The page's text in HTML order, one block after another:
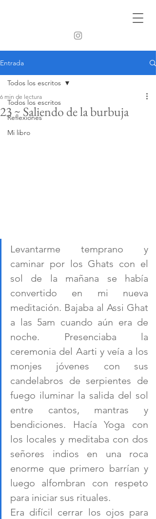
Entrada
Todos los escritos
Reflexiones
Mi libro
Todos los escritos
23 ~ Saliendo de la burbuja
6 min de lectura
Levantarme temprano y
caminar por los Ghats con el
sol de la mañana se había
convertido en mi nueva
meditación. Bajaba al Assi Ghat
a las 5am cuando aún era de
noche. Presenciaba la
ceremonia del Aarti y veía a los
monjes jóvenes con sus
candelabros de serpientes de
fuego iluminar la salida del sol
entre cantos, mantras y
bendiciones. Hacía Yoga con
los locales y meditaba con dos
señores indios en una roca
enorme que primero barrían y
luego alfombran con respeto
para iniciar sus rituales.
Era difícil cerrar los ojos para